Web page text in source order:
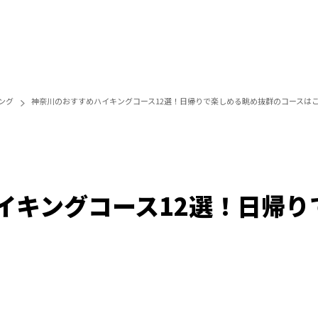
グ 神奈川のおすすめハイキングコース12選！日帰りで楽しめる眺め抜群のコースは
キングコース12選！日帰